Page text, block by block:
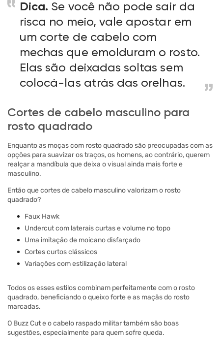
Dica. Se você não pode sair da
risca no meio, vale apostar em
um corte de cabelo com
mechas que emolduram o rosto.
Elas são deixadas soltas sem
colocá-las atrás das orelhas.
Cortes de cabelo masculino para
rosto quadrado
Enquanto as moças com rosto quadrado são preocupadas com as
opções para suavizar os traços, os homens, ao contrário, querem
realçar a mandíbula que deixa o visual ainda mais forte e
masculino.
Então que cortes de cabelo masculino valorizam o rosto
quadrado?
Faux Hawk
Undercut com laterais curtas e volume no topo
Uma imitação de moicano disfarçado
Cortes curtos clássicos
Variações com estilização lateral
Todos os esses estilos combinam perfeitamente com o rosto
quadrado, beneficiando o queixo forte e as maçãs do rosto
marcadas.
O Buzz Cut e o cabelo raspado militar também são boas
sugestões, especialmente para quem sofre queda.